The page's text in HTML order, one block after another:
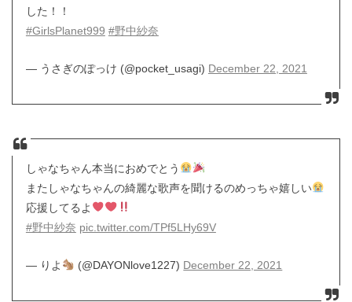
した！！
#GirlsPlanet999 #野中紗奈
— うさぎのぽっけ (@pocket_usagi) December 22, 2021
しゃなちゃん本当におめでとう
またしゃなちゃんの綺麗な歌声を聞けるのめっちゃ嬉しい
応援してるよ
#野中紗奈 pic.twitter.com/TPf5LHy69V
— りよ (@DAYONlove1227) December 22, 2021